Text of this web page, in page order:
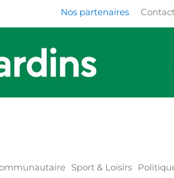
Nos partenaires
Sport & Loisirs